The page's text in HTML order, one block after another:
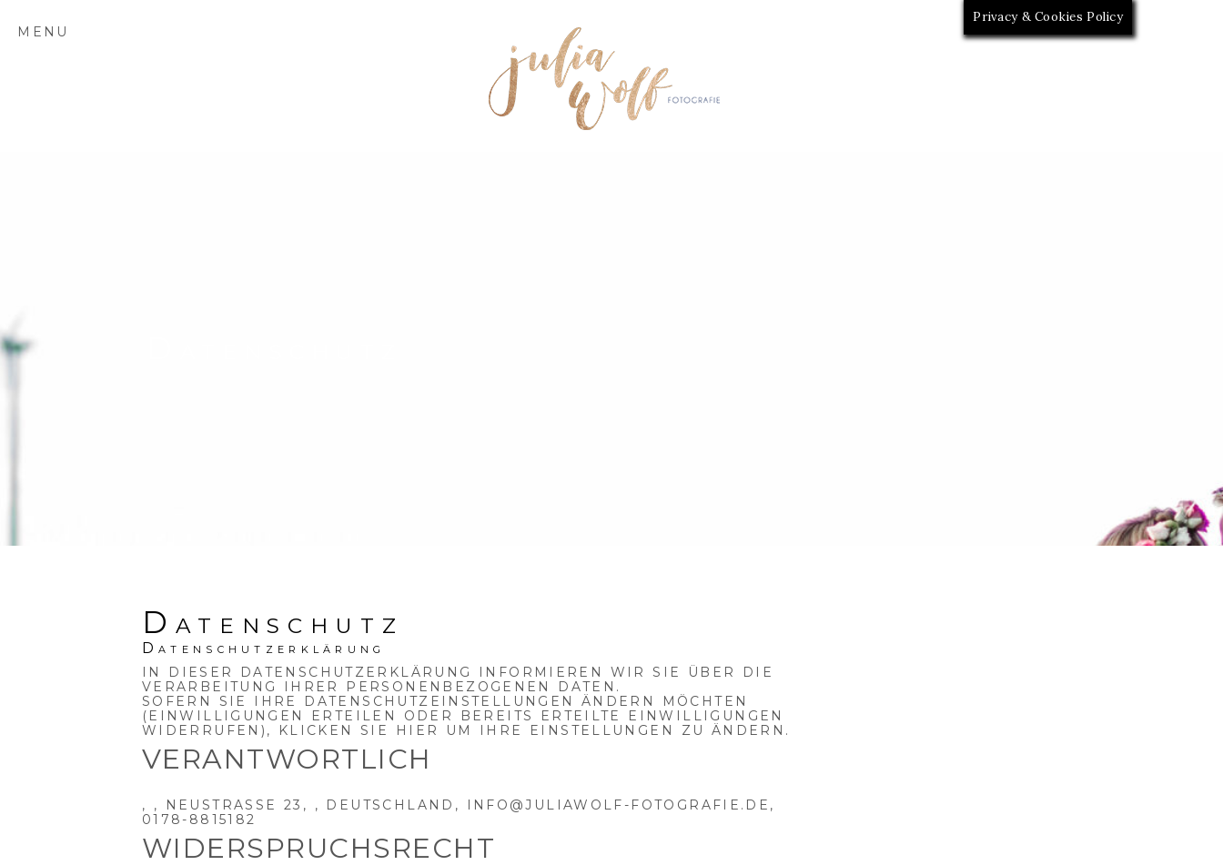
MENU
Datenschutz
Datenschutzerklärung
IN DIESER DATENSCHUTZERKLÄRUNG INFORMIEREN WIR SIE ÜBER DIE
VERARBEITUNG IHRER PERSONENBEZOGENEN DATEN.
SOFERN SIE IHRE DATENSCHUTZEINSTELLUNGEN ÄNDERN MÖCHTEN
(EINWILLIGUNGEN ERTEILEN ODER BEREITS ERTEILTE EINWILLIGUNGEN
WIDERRUFEN), KLICKEN SIE
HIER UM IHRE EINSTELLUNGEN ZU ÄNDERN.
VERANTWORTLICH
, , NEUSTRASSE 23, , DEUTSCHLAND, INFO@JULIAWOLF-FOTOGRAFIE.DE ,
0178-8815182
WIDERSPRUCHSRECHT
Privacy & Cookies Policy